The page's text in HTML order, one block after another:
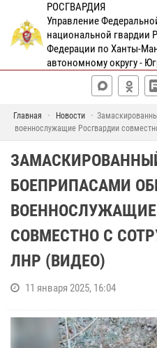
РОСГВАРДИЯ
Управление
национальной гвардии
Федерации по Ханты-
автономному округу -
Главная Новости
военнослужащие Росгвардии
БОЕПРИПАСАМИ
ВОЕННОСЛУЖАЩИЕ
СОВМЕСТНО С
ЛНР (ВИДЕО)
11 января 2025, 16:04